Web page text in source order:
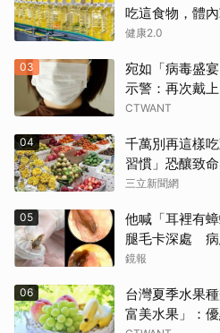
吃這食物，體
健康2.0
03
宛如「病毒盛
示警：再次戴
CTWANT
04
千萬別再這樣
習慣」恐釀致
三立新聞網
05
他喊「耳裡有
腿毛卡深處 病
鏡報
06
台灣夏季水果
富美水果」：